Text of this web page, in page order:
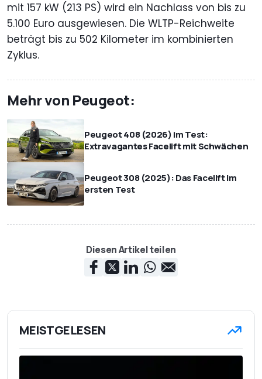
mit 157 kW (213 PS) wird ein Nachlass von bis zu
5.100 Euro ausgewiesen. Die WLTP-Reichweite
beträgt bis zu 502 Kilometer im kombinierten
Zyklus.
Mehr von Peugeot:
Peugeot 408 (2026) im Test:
Extravagantes Facelift mit Schwächen
Peugeot 308 (2025): Das Facelift im
ersten Test
Diesen Artikel teilen
MEISTGELESEN